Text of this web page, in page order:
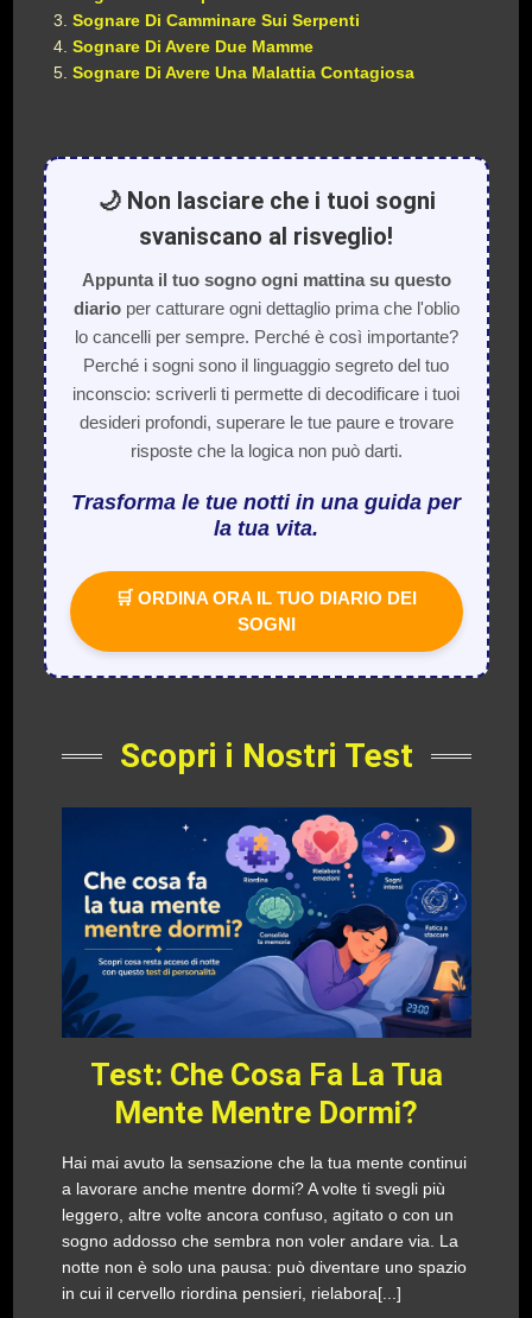
Sognare Di Camminare Sui Serpenti
Sognare Di Avere Due Mamme
Sognare Di Avere Una Malattia Contagiosa
🌙 Non lasciare che i tuoi sogni
svaniscano al risveglio!
Appunta il tuo sogno ogni mattina su questo
diarioper catturare ogni dettaglio prima che l'oblio
lo cancelli per sempre. Perché è così importante?
Perché i sogni sono il linguaggio segreto del tuo
inconscio: scriverli ti permette di decodificare i tuoi
desideri profondi, superare le tue paure e trovare
risposte che la logica non può darti.
Trasforma le tue notti in una guida per
la tua vita.
🛒 ORDINA ORA IL TUO DIARIO DEI
SOGNI
Scopri i Nostri Test
Test: Che Cosa Fa La Tua
Mente Mentre Dormi?
Hai mai avuto la sensazione che la tua mente continui
a lavorare anche mentre dormi? A volte ti svegli più
leggero, altre volte ancora confuso, agitato o con un
sogno addosso che sembra non voler andare via. La
notte non è solo una pausa: può diventare uno spazio
in cui il cervello riordina pensieri, rielabora[...]